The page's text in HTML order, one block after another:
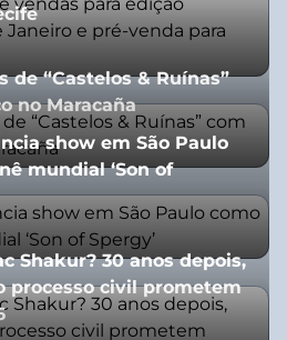
de “Castelos & Ruínas”
no Maracaña
show em São Paulo
mundial ‘Son of
Shakur? 30 anos depois,
processo civil prometem